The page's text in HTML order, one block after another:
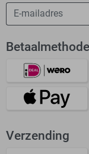
Verzending